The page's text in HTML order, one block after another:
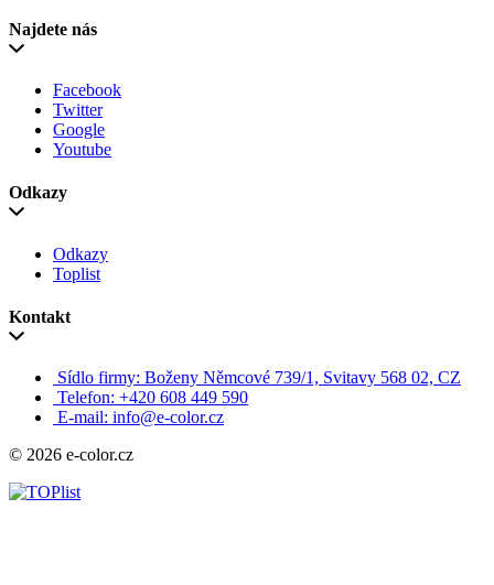
Najdete nás
Facebook
Twitter
Google
Youtube
Odkazy
Odkazy
Toplist
Kontakt
Sídlo firmy: Boženy Němcové 739/1, Svitavy 568 02, CZ
Telefon: +420 608 449 590
E-mail: info@e-color.cz
© 2026 e-color.cz